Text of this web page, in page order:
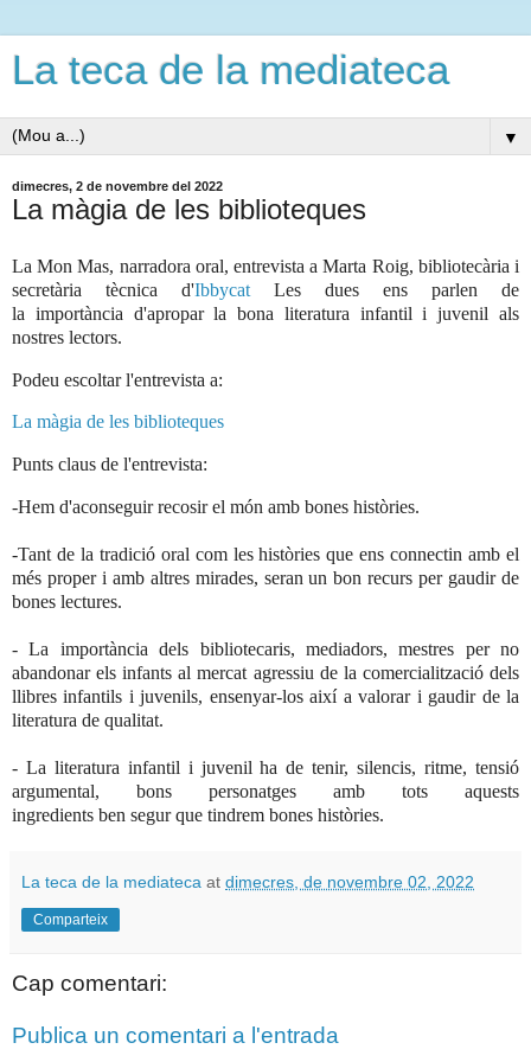
La teca de la mediateca
▼
dimecres, 2 de novembre del 2022
La màgia de les biblioteques
LaMon Mas, narradora oral, entrevista a Marta Roig, bibliotecària i
secretària tècnica d'Ibbycat Les dues ens parlen de
la importància d'apropar la bona literatura infantil i juvenil als
nostres lectors.
Podeu escoltar l'entrevista a:
La màgia de les biblioteques
Punts claus de l'entrevista:
-Hem d'aconseguir recosir el món amb bones històries.
-Tant de la tradició oral com les històries que ens connectin amb el
més proper i amb altres mirades, seran un bon recurs per gaudir de
bones lectures.
- La importància dels bibliotecaris, mediadors, mestres per no
abandonar els infants al mercat agressiu de la comercialització dels
llibres infantils i juvenils, ensenyar-los així a valorar i gaudir de la
literatura de qualitat.
- La literatura infantil i juvenil ha de tenir, silencis, ritme, tensió
argumental, bons personatges amb tots aquests
ingredients ben segurque tindrem bones històries.
La teca de la mediateca at dimecres, de novembre 02, 2022
Comparteix
Cap comentari:
Publica un comentari a l'entrada